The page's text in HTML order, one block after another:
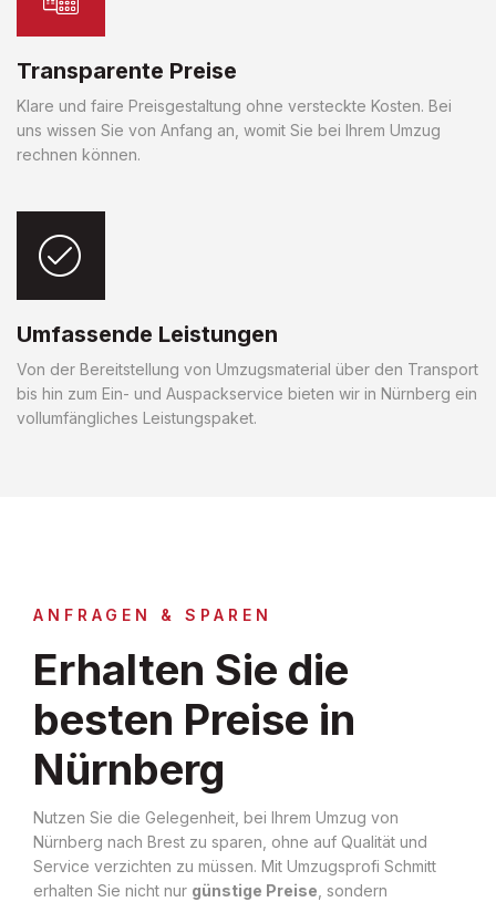
Transparente Preise
Klare und faire Preisgestaltung ohne versteckte Kosten. Bei
uns wissen Sie von Anfang an, womit Sie bei Ihrem Umzug
rechnen können.
Umfassende Leistungen
Von der Bereitstellung von Umzugsmaterial über den Transport
bis hin zum Ein- und Auspackservice bieten wir in Nürnberg ein
vollumfängliches Leistungspaket.
ANFRAGEN & SPAREN
Erhalten Sie die
besten Preise in
Nürnberg
Nutzen Sie die Gelegenheit, bei Ihrem Umzug von
Nürnberg nach Brest zu sparen, ohne auf Qualität und
Service verzichten zu müssen. Mit Umzugsprofi Schmitt
erhalten Sie nicht nur günstige Preise , sondern